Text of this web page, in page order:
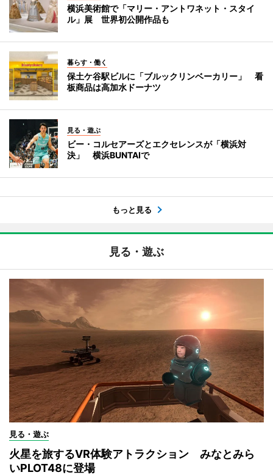
横浜美術館で「マリー・アントワネット・スタイ
ル」展 世界初公開作品も
暮らす・働く
保土ケ谷駅ビルに「ブルックリンベーカリー」 看
板商品は高加水ドーナツ
見る・遊ぶ
ビー・コルセアーズとエクセレンスが「横浜対
決」 横浜BUNTAIで
もっと見る
見る・遊ぶ
見る・遊ぶ
火星を旅するVR体験アトラクション みなとみら
いPLOT48に登場